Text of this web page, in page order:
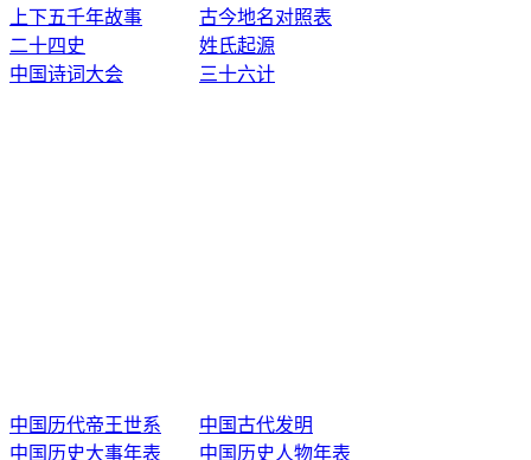
上下五千年故事
古今地名对照表
二十四史
姓氏起源
中国诗词大会
三十六计
中国历代帝王世系
中国古代发明
中国历史大事年表
中国历史人物年表